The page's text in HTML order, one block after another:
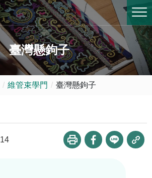
臺灣懸鉤子
維管束學門 臺灣懸鉤子
14